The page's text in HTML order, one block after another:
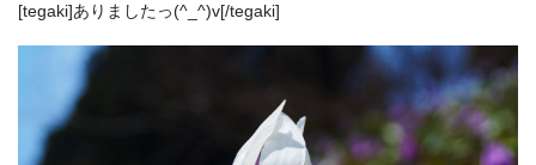
[tegaki]ありましたっ(^_^)v[/tegaki]